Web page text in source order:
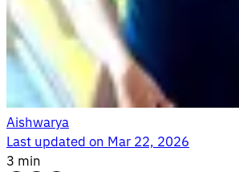
Aishwarya
Last updated onMar 22, 2026
3 min